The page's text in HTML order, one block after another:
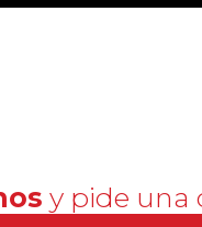
y pide una